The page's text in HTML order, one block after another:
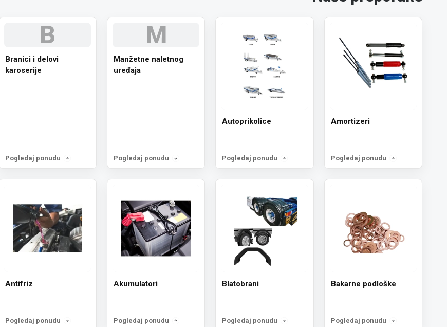
B
Branici i delovi
karoserije
Pogledaj ponudu
M
Manžetne naletnog
uređaja
Pogledaj ponudu
Autoprikolice
Pogledaj ponudu
Amortizeri
Pogledaj ponudu
Antifriz
Pogledaj ponudu
Akumulatori
Pogledaj ponudu
Blatobrani
Pogledaj ponudu
Bakarne podloške
Pogledaj ponudu
Prijava za newsletter
Želiš da dobiješ informacije o novostima,
popustima i akcijama? Prijavi se ovde.